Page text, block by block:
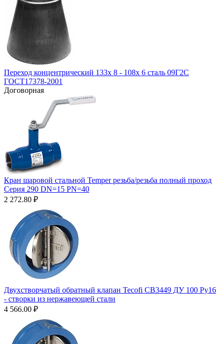
Переход концентрический 133х 8 - 108х 6 сталь 09Г2С
ГОСТ17378-2001
Договорная
Кран шаровой стальной Temper резьба/резьба полный проход
Серия 290 DN=15 PN=40
2 272.80 ₽
Двухстворчатый обратный клапан Tecofi CB3449 ДУ 100 Ру16
- створки из нержавеющей стали
4 566.00 ₽